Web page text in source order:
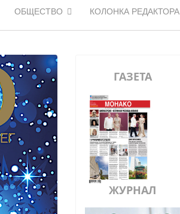
ОБЩЕСТВО КОЛОНКА РЕДАКТОРА
ГАЗЕТА
ЖУРНАЛ